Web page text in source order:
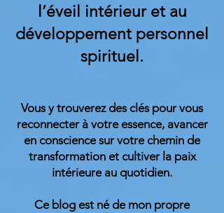
l’éveil intérieur et au
développement personnel
spirituel.
Vous y trouverez des clés pour vous
reconnecter à votre essence, avancer
en conscience sur votre chemin de
transformation et cultiver la paix
intérieure au quotidien.
Ce blog est né de mon propre